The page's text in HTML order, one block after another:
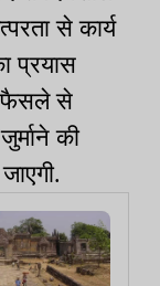
से कार्य
प्रयास
फैसले से
की